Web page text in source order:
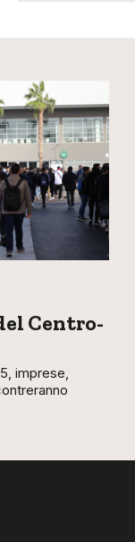
Centro-
imprese,